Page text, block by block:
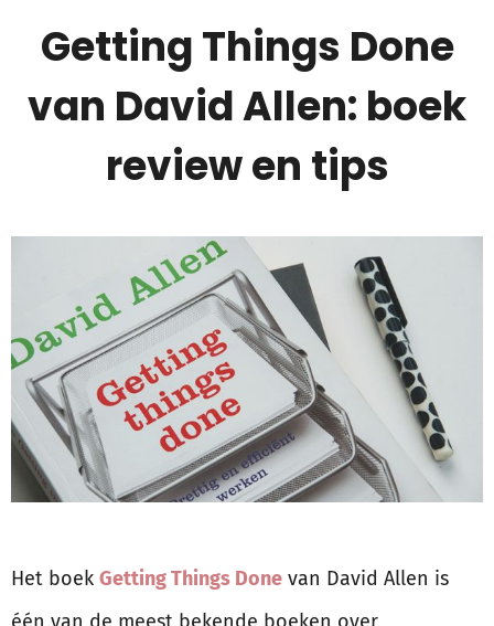
Getting Things Done
van David Allen: boek
review en tips
Het boek Getting Things Done van David Allen is